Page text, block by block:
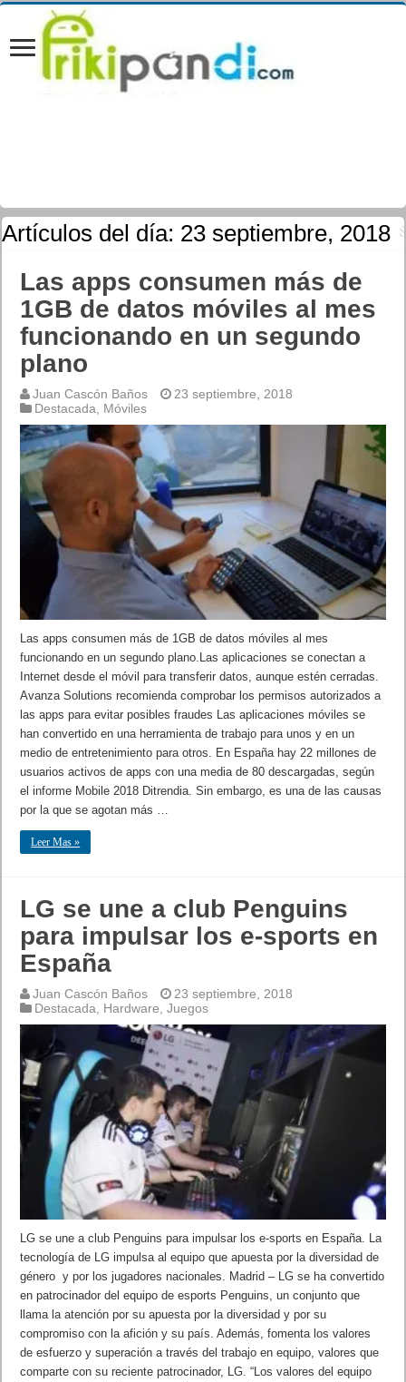
Artículos del día: 23 septiembre, 2018
Las apps consumen más de
1GB de datos móviles al mes
funcionando en un segundo
plano
Juan Cascón Baños
23 septiembre, 2018
Destacada
Móviles
Las apps consumen más de 1GB de datos móviles al mes
funcionando en un segundo plano.Las aplicaciones se conectan a
Internet desde el móvil para transferir datos, aunque estén cerradas.
Avanza Solutions recomienda comprobar los permisos autorizados a
las apps para evitar posibles fraudes Las aplicaciones móviles se
han convertido en una herramienta de trabajo para unos y en un
medio de entretenimiento para otros. En España hay 22 millones de
usuarios activos de apps con una media de 80 descargadas, según
el informe Mobile 2018 Ditrendia. Sin embargo, es una de las causas
por la que se agotan más …
Leer Mas »
LG se une a club Penguins
para impulsar los e-sports en
España
Juan Cascón Baños
23 septiembre, 2018
Destacada
Hardware ,Juegos
LG se une a club Penguins para impulsar los e-sports en España. La
tecnología de LG impulsa al equipo que apuesta por la diversidad de
género y por los jugadores nacionales. Madrid – LG se ha convertido
en patrocinador del equipo de esports Penguins, un conjunto que
llama la atención por su apuesta por la diversidad y por su
compromiso con la afición y su país. Además, fomenta los valores
de esfuerzo y superación a través del trabajo en equipo, valores que
comparte con su reciente patrocinador, LG. “Los valores del equipo